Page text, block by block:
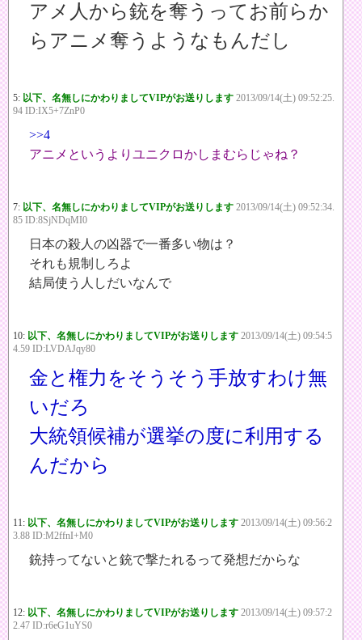
アメ人から銃を奪うってお前らか
らアニメ奪うようなもんだし
5: 以下、名無しにかわりましてVIPがお送りします 2013/09/14(土) 09:52:25.
94 ID:IX5+7ZnP0
>>4
アニメというよりユニクロかしまむらじゃね？
7: 以下、名無しにかわりましてVIPがお送りします 2013/09/14(土) 09:52:34.
85 ID:8SjNDqMI0
日本の殺人の凶器で一番多い物は？
それも規制しろよ
結局使う人しだいなんで
10: 以下、名無しにかわりましてVIPがお送りします 2013/09/14(土) 09:54:5
4.59 ID:LVDAJqy80
金と権力をそうそう手放すわけ無
いだろ
大統領候補が選挙の度に利用する
んだから
11: 以下、名無しにかわりましてVIPがお送りします 2013/09/14(土) 09:56:2
3.88 ID:M2ffnI+M0
銃持ってないと銃で撃たれるって発想だからな
12: 以下、名無しにかわりましてVIPがお送りします 2013/09/14(土) 09:57:2
2.47 ID:r6eG1uYS0